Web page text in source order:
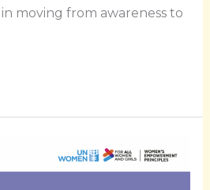
moving from awareness to